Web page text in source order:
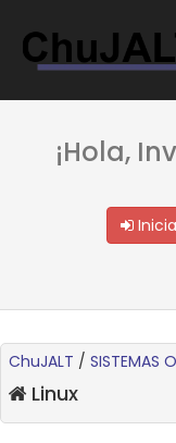
¡Hola,
ChuJALT / SISTEMAS
Linux